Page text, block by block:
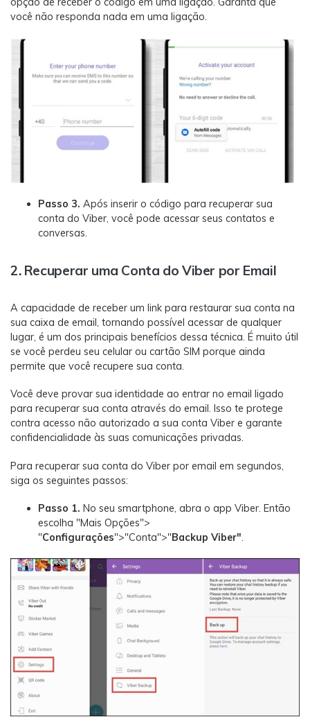
você não responda nada em uma ligação.
Passo 3. Após inserir o código para recuperar sua
conta do Viber, você pode acessar seus contatos e
conversas.
2. Recuperar uma Conta do Viber por Email
A capacidade de receber um link para restaurar sua conta na
sua caixa de email, tornando possível acessar de qualquer
lugar, é um dos principais benefícios dessa técnica. É muito útil
se você perdeu seu celular ou cartão SIM porque ainda
permite que você recupere sua conta.
Você deve provar sua identidade ao entrar no email ligado
para recuperar sua conta através do email. Isso te protege
contra acesso não autorizado a sua conta Viber e garante
confidencialidade às suas comunicações privadas.
Para recuperar sua conta do Viber por email em segundos,
siga os seguintes passos:
Passo 1. No seu smartphone, abra o app Viber. Então
escolha "Mais Opções">
"Configurações">"Conta">"Backup Viber".